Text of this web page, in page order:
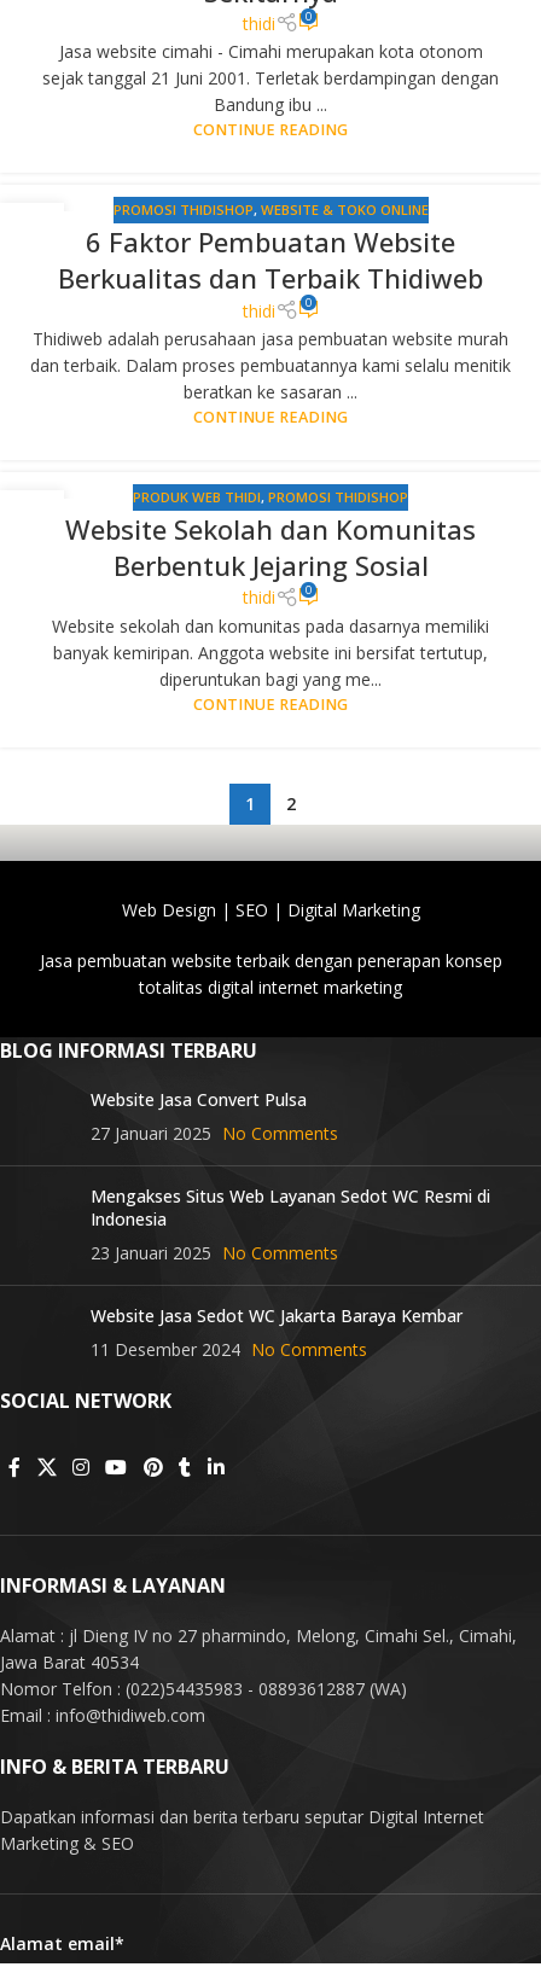
thidi 0
Jasa website cimahi - Cimahi merupakan kota otonom
sejak tanggal 21 Juni 2001. Terletak berdampingan dengan
Bandung ibu ...
CONTINUE READING
PROMOSI THIDISHOP, WEBSITE & TOKO ONLINE
6 Faktor Pembuatan Website
Berkualitas dan Terbaik Thidiweb
thidi 0
Thidiweb adalah perusahaan jasa pembuatan website murah
dan terbaik. Dalam proses pembuatannya kami selalu menitik
beratkan ke sasaran ...
CONTINUE READING
PRODUK WEB THIDI, PROMOSI THIDISHOP
Website Sekolah dan Komunitas
Berbentuk Jejaring Sosial
thidi 0
Website sekolah dan komunitas pada dasarnya memiliki
banyak kemiripan. Anggota website ini bersifat tertutup,
diperuntukan bagi yang me...
CONTINUE READING
1 2
Web Design | SEO | Digital Marketing
Jasa pembuatan website terbaik dengan penerapan konsep
totalitas digital internet marketing
BLOG INFORMASI TERBARU
Website Jasa Convert Pulsa
27 Januari 2025 No Comments
Mengakses Situs Web Layanan Sedot WC Resmi di
Indonesia
23 Januari 2025 No Comments
Website Jasa Sedot WC Jakarta Baraya Kembar
11 Desember 2024 No Comments
SOCIAL NETWORK
INFORMASI & LAYANAN
Alamat : jl Dieng IV no 27 pharmindo, Melong, Cimahi Sel., Cimahi,
Jawa Barat 40534
Nomor Telfon : (022)54435983 - 08893612887 (WA)
Email : info@thidiweb.com
INFO & BERITA TERBARU
Dapatkan informasi dan berita terbaru seputar Digital Internet
Marketing & SEO
Alamat email*